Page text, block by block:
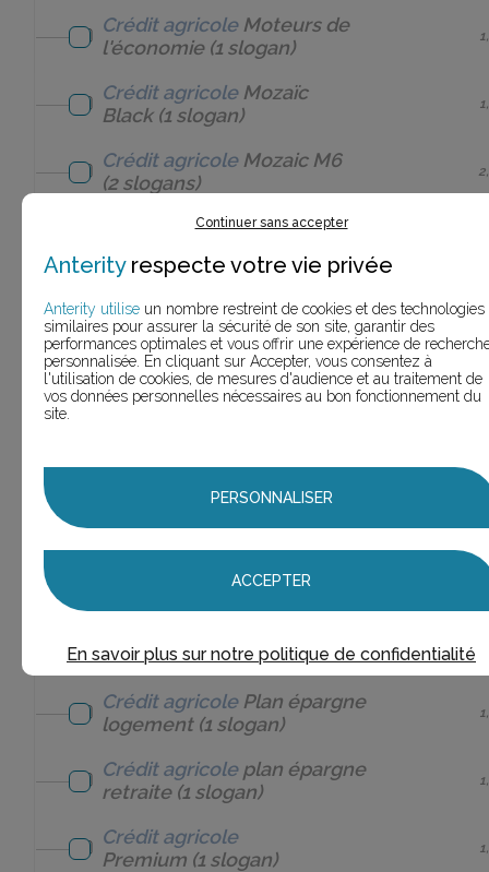
Crédit agricole Moteurs de
l'économie(1 slogan)
Crédit agricole Mozaïc
Black(1 slogan)
Crédit agricole Mozaic M6
(2 slogans)
Crédit agricoleMozaïc
5(1 slogan)
Crédit agricole
Nice(1 slogan)
Crédit agricoleNormandie
(1 slogan)
Logement(5 slogans)
Crédit agricole Plan épargne
logement(1 slogan)
Crédit agricole plan épargne
retraite(1 slogan)
Crédit agricole
Premium (1 slogan)
Continuer sans accepter
Anterityrespecte votre vie privée
Anterity utilise un nombre restreint de cookies et des technologies
similaires pour assurer la sécurité de son site, garantir des
performances optimales et vous offrir une expérience de
personnalisée. En cliquant sur Accepter, vous consentez à
l'utilisation de cookies, de mesures d'audience et au traitement de
vos données personnelles nécessaires au bon fonctionnement du
site.
PERSONNALISER
ACCEPTER
En savoir plus sur notre politique de confidentialité